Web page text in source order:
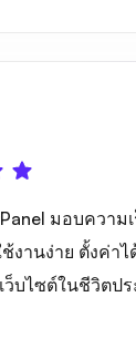
มอบความ
งานง่าย ตั้งค่าไ
ว็บไซต์ในชีวิตป